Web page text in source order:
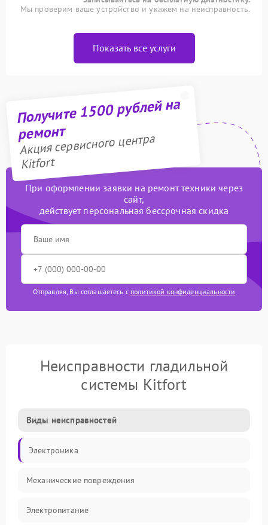
Мы проверим ваше устройство и укажем на неисправность.
Показать все услуги
Получите 1500 рублей на
ремонт
Акция сервисного центра
Kitfort
При оформлении заявки на ремонт техники через
сайт,
действует персональная бессрочная скидка
Отправляя, Вы соглашаетесь с политикой конфиденциальности
Неисправности гладильной
системы Kitfort
Виды неисправностей
Электроника
Механические повреждения
Электропитание